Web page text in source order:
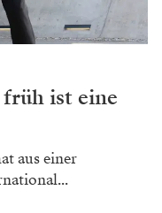
ist eine
aus einer